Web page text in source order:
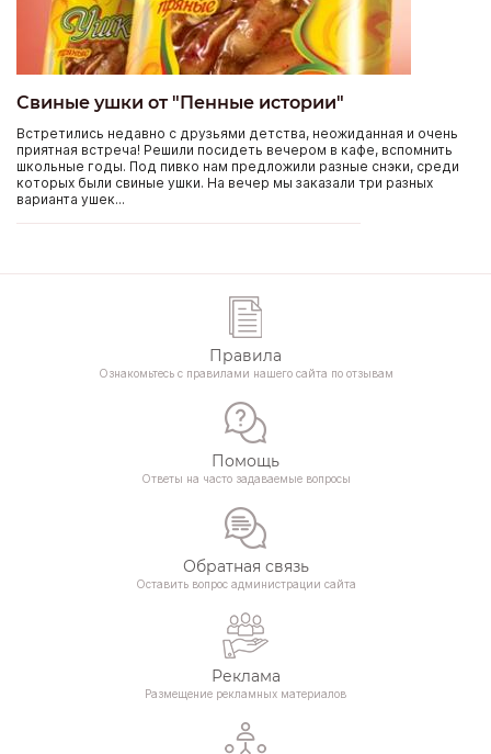
Свиные ушки от "Пенные истории"
Встретились недавно с друзьями детства, неожиданная и очень
приятная встреча! Решили посидеть вечером в кафе, вспомнить
школьные годы. Под пивко нам предложили разные снэки, среди
которых были свиные ушки. На вечер мы заказали три разных
варианта ушек...
Правила
Ознакомьтесь с правилами нашего сайта по отзывам
Помощь
Ответы на часто задаваемые вопросы
Обратная связь
Оставить вопрос администрации сайта
Реклама
Размещение рекламных материалов